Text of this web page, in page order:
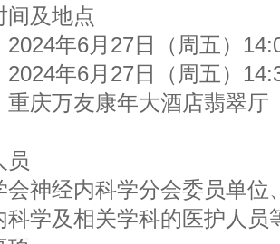
间及地点
2024年6月27日（周五）
2024年6月27日（周五）
重庆万友康年大酒店翡翠厅
员
会神经内科学分会委员单位
科学及相关学科的医护人员